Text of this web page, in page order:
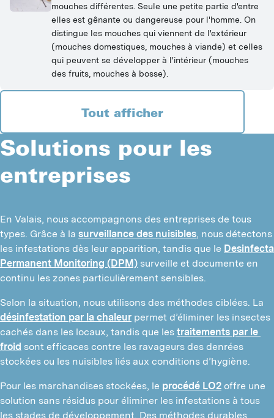
mouches différentes. Seule une petite partie d'entre
elles est gênante ou dangereuse pour l'homme. On
distingue les mouches qui viennent de l'extérieur
(mouches domestiques, mouches à viande) et celles
qui peuvent se développer à l'intérieur (mouches
des fruits, mouches à bosse).
Tout afficher
Solutions pour les
entreprises
En Valais, nous accompagnons des entreprises de tous
types. Grâce à la surveillance des nuisibles, nous détectons
les infestations dès leur apparition, tandis que le Desinfecta
Permanent Monitoring (DPM) surveille et documente en
continu les zones particulièrement sensibles.
désinfestation par la chaleur permet d’éliminer les insectes
cachés dans les locaux, tandis que les traitements par le
froid sont efficaces contre les ravageurs des denrées
stockées ou les nuisibles liés aux conditions d’hygiène.
Pour les marchandises stockées, le procédé LO2 offre une
solution sans résidus pour éliminer les infestations à tous
les stades de développement. Des méthodes durables